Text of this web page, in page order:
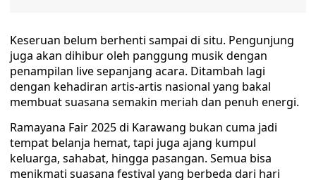
‎‎Keseruan belum berhenti sampai di situ. Pengunjung
juga akan dihibur oleh panggung musik dengan
penampilan live sepanjang acara. Ditambah lagi
dengan kehadiran artis-artis nasional yang bakal
membuat suasana semakin meriah dan penuh energi.
‎Ramayana Fair 2025 di Karawang bukan cuma jadi
tempat belanja hemat, tapi juga ajang kumpul
keluarga, sahabat, hingga pasangan. Semua bisa
menikmati suasana festival yang berbeda dari hari